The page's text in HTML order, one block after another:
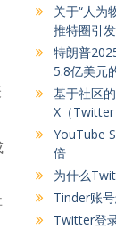
关于“人为
推特圈引
特朗普
5.8亿美元
基于社区
X（
YouTube
倍
为什么
Tinder账
Twitter登